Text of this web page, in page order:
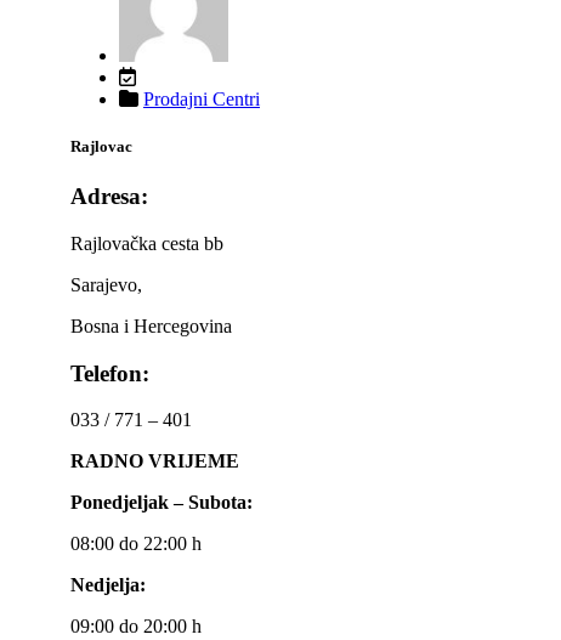
Prodajni Centri
Rajlovac
Adresa:
Rajlovačka cesta bb
Sarajevo,
Bosna i Hercegovina
Telefon:
033 / 771 – 401
RADNO VRIJEME
Ponedjeljak – Subota:
08:00 do 22:00 h
Nedjelja:
09:00 do 20:00 h